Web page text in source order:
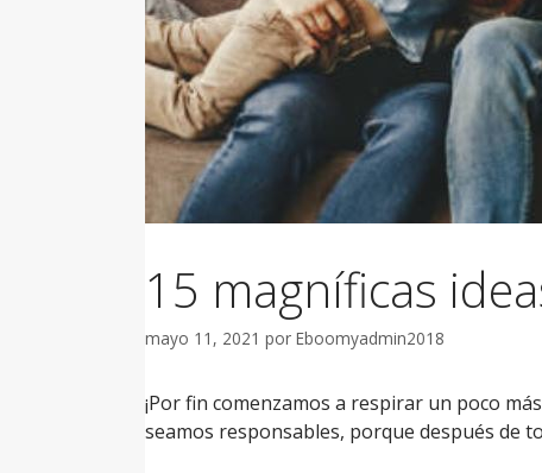
15 magníficas
mayo 11, 2021 por Eboomyadmin2018
¡Por fin comenzamos a respirar un poco
seamos responsables, porque después de